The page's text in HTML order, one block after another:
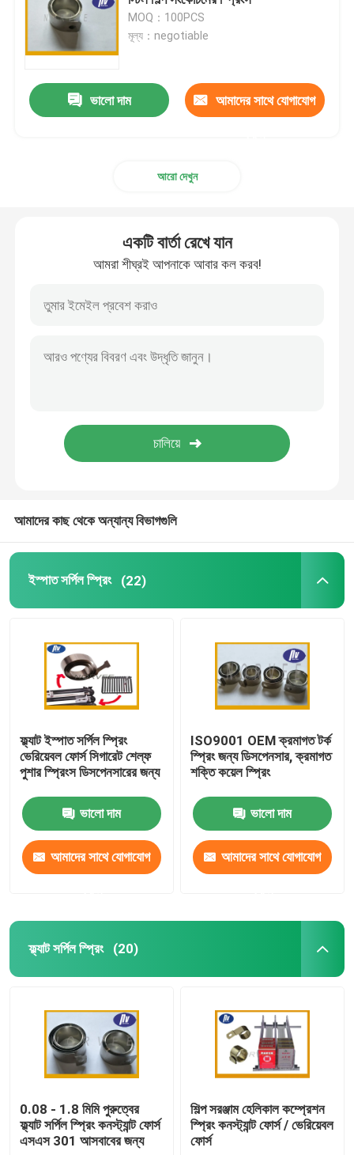
সর্পিল কয়েল বসন্ত
গ্যাস স্প্রিং স্ট্রুটস
কম্প্রেশন হেলিকাল স্প্রিং
লকযোগ্য গ্যাস স্ট্রুট
MOQ：100PCS
মূল্য：negotiable
ভালো দাম আমাদের সাথে যোগাযোগ
আরো দেখুন
একটি বার্তা রেখে যান
আমরা শীঘ্রই আপনাকে আবার কল করব!
আমাদের কাছ থেকে অন্যান্য বিভাগগুলি
ইস্পাত সর্পিল স্প্রিং (22)
ফ্ল্যাট ইস্পাত সর্পিল স্প্রিং
ভেরিয়েবল ফোর্স সিগারেট শেল্ফ
পুশার স্প্রিংস ডিসপেনসারের জন্য
ভালো দাম
আমাদের সাথে যোগাযোগ
ISO9001 OEM ক্রমাগত টর্ক
স্প্রিং জন্য ডিসপেনসার, ক্রমাগত
শক্তি কয়েল স্প্রিং
ভালো দাম
আমাদের সাথে যোগাযোগ
ফ্ল্যাট সর্পিল স্প্রিং (20)
0.08 - 1.8 মিমি পুরুত্বের
ফ্ল্যাট সর্পিল স্প্রিং কনস্ট্যান্ট ফোর্স
এসএস 301 আসবাবের জন্য
শিল্প সরঞ্জাম হেলিকাল কম্প্রেশন
স্প্রিং কনস্ট্যান্ট ফোর্স / ভেরিয়েবল
ফোর্স